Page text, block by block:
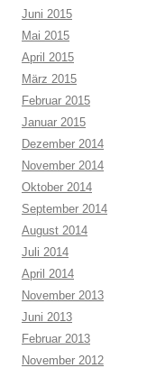
Juni 2015
Mai 2015
April 2015
März 2015
Februar 2015
Januar 2015
Dezember 2014
November 2014
Oktober 2014
September 2014
August 2014
Juli 2014
April 2014
November 2013
Juni 2013
Februar 2013
November 2012